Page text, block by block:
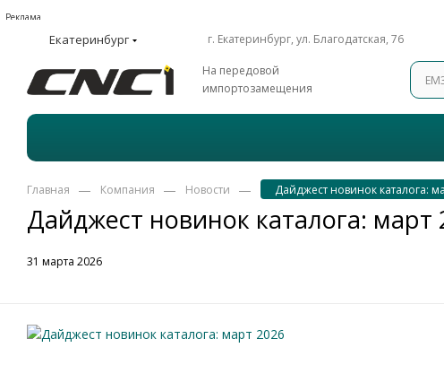
Реклама
Екатеринбург г. Екатеринбург, ул. Благодатская, 76
На передовой
импортозамещения
Дайджест новинок каталога: март
Главная — Компания — Новости — Дайджест новинок каталога:
31 марта 2026